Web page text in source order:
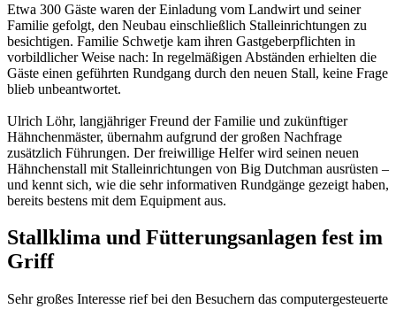
Etwa 300 Gäste waren der Einladung vom Landwirt und seiner
Familie gefolgt, den Neubau einschließlich Stalleinrichtungen zu
besichtigen. Familie Schwetje kam ihren Gastgeberpflichten in
vorbildlicher Weise nach: In regelmäßigen Abständen erhielten die
Gäste einen geführten Rundgang durch den neuen Stall, keine Frage
blieb unbeantwortet.
Ulrich Löhr, langjähriger Freund der Familie und zukünftiger
Hähnchenmäster, übernahm aufgrund der großen Nachfrage
zusätzlich Führungen. Der freiwillige Helfer wird seinen neuen
Hähnchenstall mit Stalleinrichtungen von Big Dutchman ausrüsten –
und kennt sich, wie die sehr informativen Rundgänge gezeigt haben,
bereits bestens mit dem Equipment aus.
Stallklima und Fütterungsanlagen fest im
Griff
Sehr großes Interesse rief bei den Besuchern das computergesteuerte